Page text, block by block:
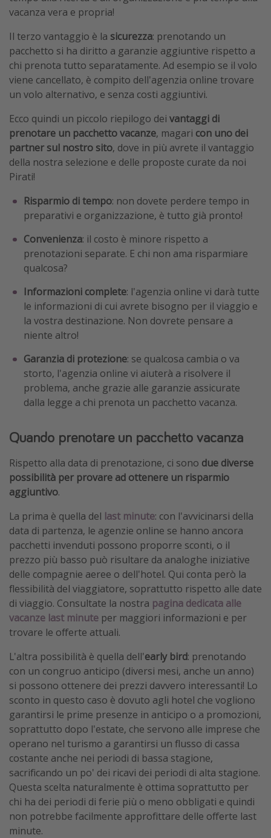
vacanza vera e propria!
Il terzo vantaggio è la sicurezza: prenotando un
pacchetto si ha diritto a garanzie aggiuntive rispetto a
chi prenota tutto separatamente. Ad esempio se il volo
viene cancellato, è compito dell'agenzia online trovare
un volo alternativo, e senza costi aggiuntivi.
Ecco quindi un piccolo riepilogo dei vantaggi di
prenotare un pacchetto vacanze, magari con uno dei
partner sul nostro sito, dove in più avrete il vantaggio
della nostra selezione e delle proposte curate da noi
Pirati!
Risparmio di tempo: non dovete perdere tempo in
preparativi e organizzazione, è tutto già pronto!
Convenienza: il costo è minore rispetto a
prenotazioni separate. E chi non ama risparmiare
qualcosa?
Informazioni complete: l'agenzia online vi darà tutte
le informazioni di cui avrete bisogno per il viaggio e
la vostra destinazione. Non dovrete pensare a
niente altro!
Garanzia di protezione: se qualcosa cambia o va
storto, l'agenzia online vi aiuterà a risolvere il
problema, anche grazie alle garanzie assicurate
dalla legge a chi prenota un pacchetto vacanza.
Quando prenotare un pacchetto vacanza
Rispetto alla data di prenotazione, ci sono due diverse
possibilità per provare ad ottenere un risparmio
aggiuntivo.
La prima è quella del last minute: con l'avvicinarsi della
data di partenza, le agenzie online se hanno ancora
pacchetti invenduti possono proporre sconti, o il
prezzo più basso può risultare da analoghe iniziative
delle compagnie aeree o dell'hotel. Qui conta però la
flessibilità del viaggiatore, soprattutto rispetto alle date
di viaggio. Consultate la nostra pagina dedicata alle
vacanze last minute per maggiori informazioni e per
trovare le offerte attuali.
L'altra possibilità è quella dell'early bird: prenotando
con un congruo anticipo (diversi mesi, anche un anno)
si possono ottenere dei prezzi davvero interessanti! Lo
sconto in questo caso è dovuto agli hotel che vogliono
garantirsi le prime presenze in anticipo o a promozioni,
soprattutto dopo l'estate, che servono alle imprese che
operano nel turismo a garantirsi un flusso di cassa
costante anche nei periodi di bassa stagione,
sacrificando un po' dei ricavi dei periodi di alta stagione.
Questa scelta naturalmente è ottima soprattutto per
chi ha dei periodi di ferie più o meno obbligati e quindi
non potrebbe facilmente approfittare delle offerte last
minute.